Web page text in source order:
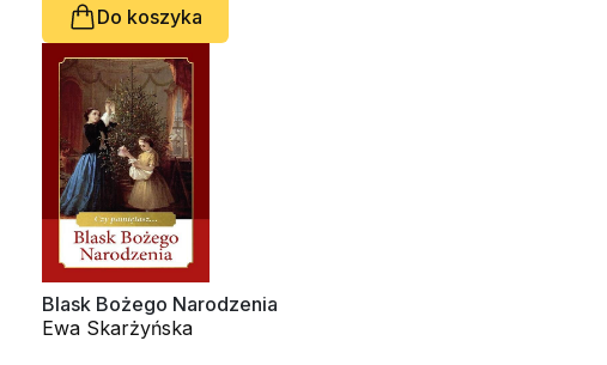
Do koszyka
Blask Bożego Narodzenia
Ewa Skarżyńska